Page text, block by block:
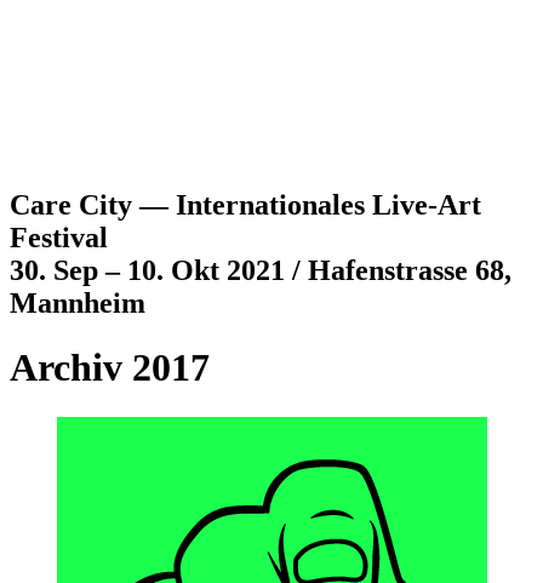
Care City — Internationales Live-Art
Festival
30. Sep – 10. Okt 2021 / Hafenstrasse 68,
Mannheim
Archiv 2017